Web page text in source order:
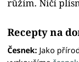
růžím. Ničí
Recepty na
Česnek: Jako